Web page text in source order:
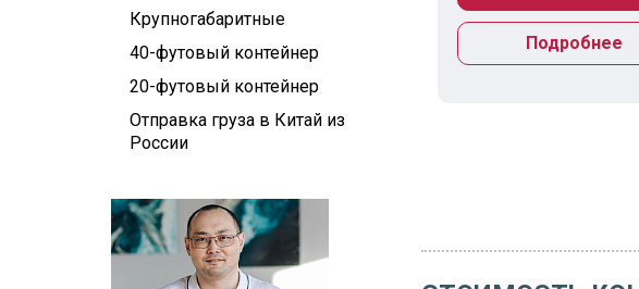
Крупногабаритные
40-футовый контейнер
20-футовый контейнер
Отправка груза в Китай из
России
Подробнее